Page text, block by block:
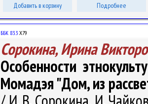
Добавить в корзину Подробнее
ББК 83.3 Х79
Сорокина, Ирина
Особенности
Момадэя "Дом, из